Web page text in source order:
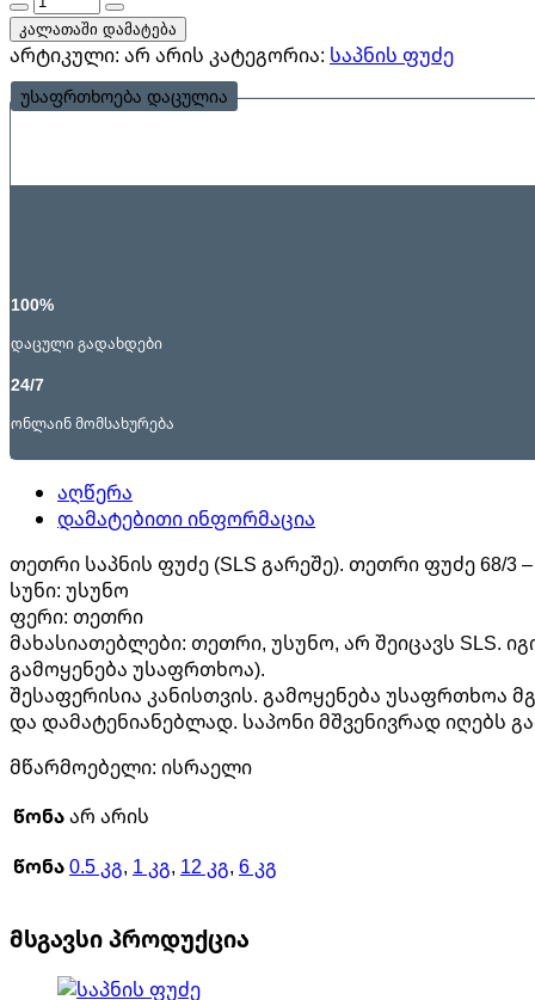
კალათაში დამატება
არტიკული: არ არის კატეგორია: საპნის ფუძე
უსაფრთხოება დაცულია
100%
დაცული გადახდები
24/7
ონლაინ მომსახურება
აღწერა
დამატებითი ინფორმაცია
თეთრი საპნის ფუძე (SLS გარეშე). თეთრი ფუძე 68/3
სუნი: უსუნო
ფერი: თეთრი
მახასიათებლები: თეთრი, უსუნო, არ შეიცავს SLS.
გამოყენება უსაფრთხოა).
შესაფერისია კანისთვის. გამოყენება უსაფრთხოა
და დამატენიანებლად. საპონი მშვენივრად იღებს
მწარმოებელი: ისრაელი
წონაარ არის
წონა0.5 კგ, 1 კგ, 12 კგ, 6 კგ
მსგავსი პროდუქცია